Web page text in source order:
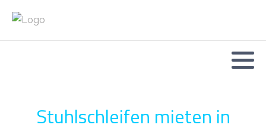
Stuhlschleifen mieten in